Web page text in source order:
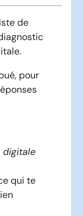
de
pour
digitale
qui te